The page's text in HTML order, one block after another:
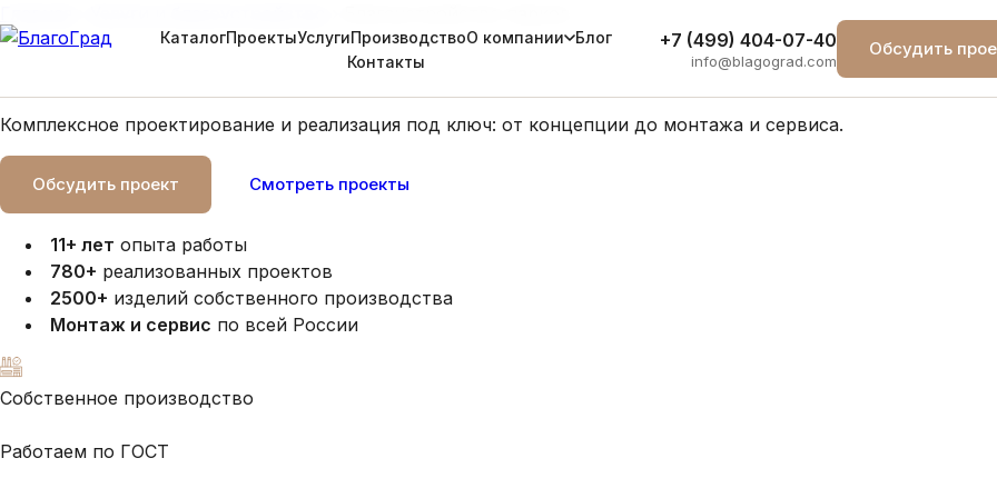
КаталогПроектыУслугиПроизводствоО компании
Блог
Контакты
+7 (499) 404-07-40
info@blagograd.com
Обсудить
Благоустройство парков и скверов
Комплексное проектирование и реализация под ключ: от концепции до монтажа и сервиса.
Обсудить проект Смотреть проекты
11+ лет опыта работы
780+ реализованных проектов
2500+ изделий собственного производства
Монтаж и сервис по всей России
Собственное производство
Работаем по ГОСТ